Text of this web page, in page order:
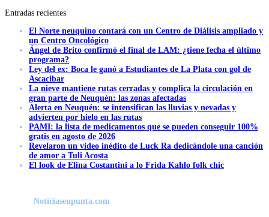
Entradas recientes
El Norte neuquino contará con un Centro de Diálisis ampliado y
un Centro Oncológico
Ángel de Brito confirmó el final de LAM: ¿tiene fecha el último
programa?
Ley del ex: Boca le ganó a Estudiantes de La Plata con gol de
Ascacibar
La nieve mantiene rutas cerradas y complica la circulación en
gran parte de Neuquén: las zonas afectadas
Alerta en Neuquén: se intensifican las lluvias y nevadas y
advierten por hielo en las rutas
PAMI: la lista de medicamentos que se pueden conseguir 100%
gratis en agosto de 2026
Revelaron un video inédito de Luck Ra dedicándole una canción
de amor a Tuli Acosta
El look de Elina Costantini a lo Frida Kahlo folk chic
Noticiasenpunta.com